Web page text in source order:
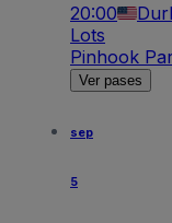
20:00
Lots
Pinhook
Ver pases
sep
5